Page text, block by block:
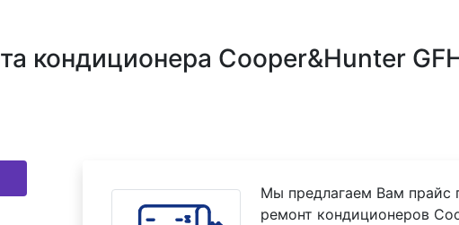
кондиционера Cooper&Hunter
Мы предлагаем Вам прайс
ремонт кондиционеров